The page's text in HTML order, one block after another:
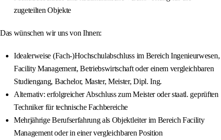
zugeteilten Objekte
Das wünschen wir uns von Ihnen:
Idealerweise (Fach-)Hochschulabschluss im Bereich Ingenieurwesen,
Facility Management, Betriebswirtschaft oder einem vergleichbaren
Studiengang, Bachelor, Master, Meister, Dipl. Ing.
Alternativ: erfolgreicher Abschluss zum Meister oder staatl. geprüften
Techniker für technische Fachbereiche
Mehrjährige Berufserfahrung als Objektleiter im Bereich Facility
Management oder in einer vergleichbaren Position